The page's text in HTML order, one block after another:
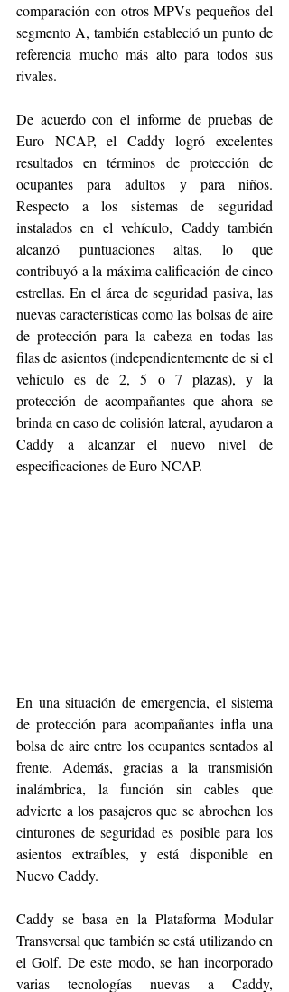
comparación con otros MPVs pequeños del
segmento A, también estableció un punto de
referencia mucho más alto para todos sus
rivales.
De acuerdo con el informe de pruebas de
Euro NCAP, el Caddy logró excelentes
resultados en términos de protección de
ocupantes para adultos y para niños.
Respecto a los sistemas de seguridad
instalados en el vehículo, Caddy también
alcanzó puntuaciones altas, lo que
contribuyó a la máxima calificación de cinco
estrellas. En el área de seguridad pasiva, las
nuevas características como las bolsas de aire
de protección para la cabeza en todas las
filas de asientos (independientemente de si el
vehículo es de 2, 5 o 7 plazas), y la
protección de acompañantes que ahora se
brinda en caso de colisión lateral, ayudaron a
Caddy a alcanzar el nuevo nivel de
especificaciones de Euro NCAP.
En una situación de emergencia, el sistema
de protección para acompañantes infla una
bolsa de aire entre los ocupantes sentados al
frente. Además, gracias a la transmisión
inalámbrica, la función sin cables que
advierte a los pasajeros que se abrochen los
cinturones de seguridad es posible para los
asientos extraíbles, y está disponible en
Nuevo Caddy.
Caddy se basa en la Plataforma Modular
Transversal que también se está utilizando en
el Golf. De este modo, se han incorporado
varias tecnologías nuevas a Caddy,